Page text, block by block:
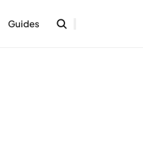
Guides